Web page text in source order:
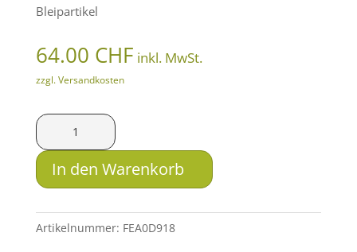
Bleipartikel
64.00 CHF inkl. MwSt.
zzgl. Versandkosten
LFB
Solid
5.6x61
SE
Hofe
In den Warenkorb
Artikelnummer: FEA0D918